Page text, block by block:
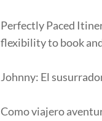
Perfectly Paced
flexibility to book
Johnny: El
Como viajero